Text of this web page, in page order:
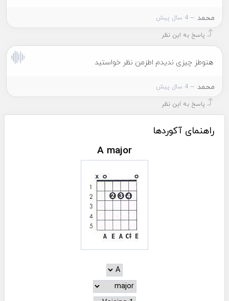
محمد
پاسخ به این نظر
هنوطز چیزی ندیدم اطزمن نظر خواستید
محمد
پاسخ به این نظر
راهنمای آکوردها
A major